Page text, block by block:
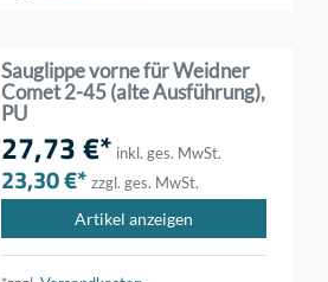
Sauglippe vorne für Weidner
Comet 2-45 (alte Ausführung),
PU
27,73 €* inkl. ges. MwSt.
23,30 €* zzgl. ges. MwSt.
Artikel anzeigen